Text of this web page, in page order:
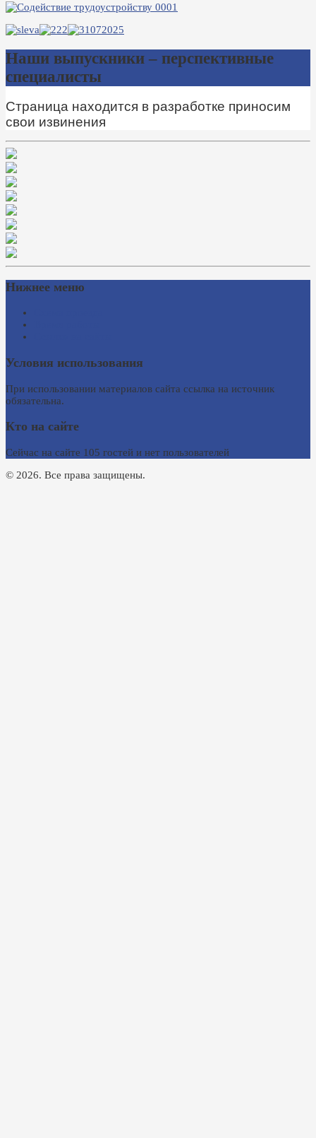
Наши выпускники – перспективные
специалисты
Страница находится в разработке приносим
свои извинения
Нижнее меню
Условия использования
При использовании материалов сайта ссылка на источник
обязательна.
Кто на сайте
Сейчас на сайте 105 гостей и нет пользователей
© 2026. Все права защищены.